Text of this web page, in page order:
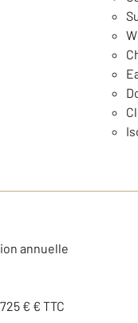
annuelle
€ € TTC